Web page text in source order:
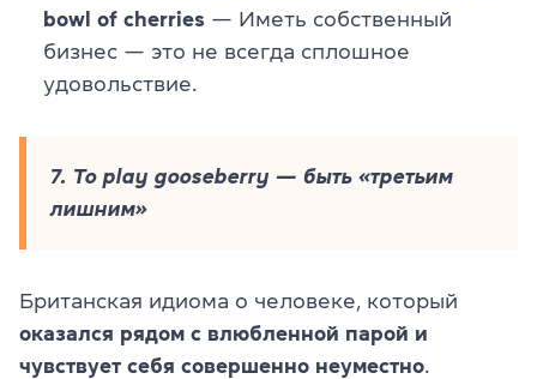
bowl of cherries — Иметь собственный
бизнес — это не всегда сплошное
удовольствие.
7. To play gooseberry — быть «третьим
лишним»
Британская идиома о человеке, который
оказался рядом с влюбленной парой и
чувствует себя совершенно неуместно.